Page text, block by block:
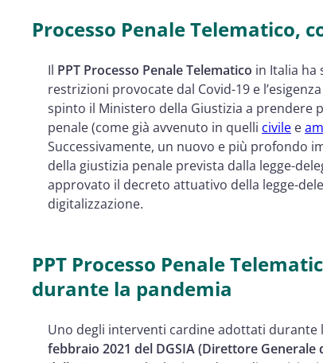
Il deposito degli atti con Pec
Tipi di firma ammessi e dimensioni
PPT, le novità introdotte dalla riforma
Principi generali su formazione e
Telematico
PPT, la formazione degli atti
PPT, il deposito telematico degli atti
Cosa succede se i sistemi informatici
La notifica degli atti nel PPT Processo
Udienze a distanza
Processo Penale Telematico,
Il PPT Processo Penale Telematico in Italia ha
restrizioni provocate dal Covid-19 e
spinto il Ministero della Giustizia a prendere
penale (come già avvenuto in quelli civile e
Successivamente, un nuovo e più profondo
della giustizia penale prevista dalla legge-
approvato il decreto attuativo della legge-
digitalizzazione.
PPT Processo Penale
durante la pandemia
Uno degli interventi cardine adottati durante
febbraio 2021 del DGSIA (Direttore